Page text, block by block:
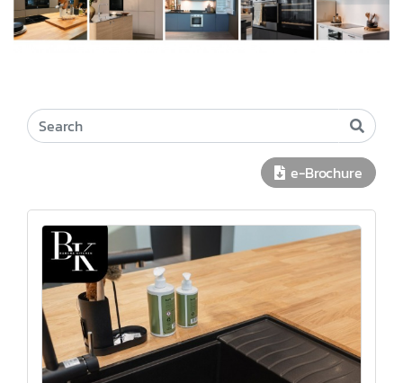
e-Brochure